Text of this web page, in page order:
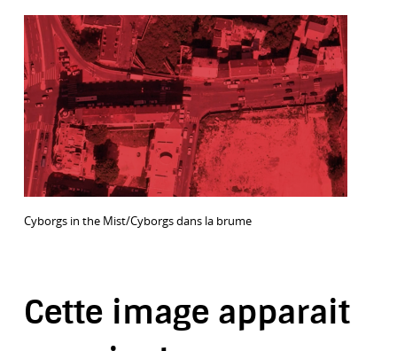
Cyborgs in the Mist/Cyborgs dans la brume
Cette image apparait